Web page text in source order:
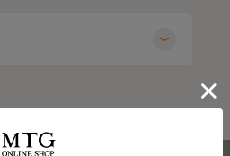
ットで差し色に🩵
@sixpad_official のリカバリー
リーウェア〟って